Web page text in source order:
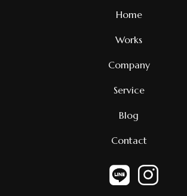
Home
Works
Company
Service
Blog
Contact